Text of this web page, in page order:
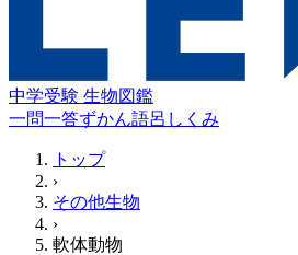
中学受験 生物図鑑
一問一答ずかん語呂 しくみ
トップ
›
その他生物
›
軟体動物